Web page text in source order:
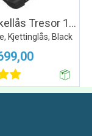
ABUS Sykkellås Tresor 1385
Kjettinglås, Black